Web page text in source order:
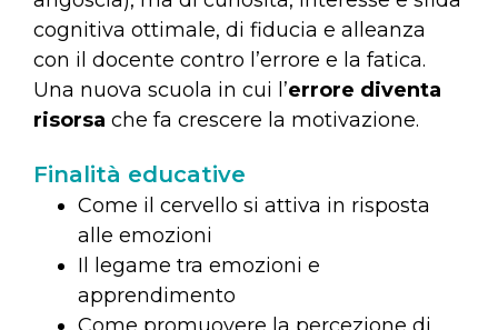
cognitiva ottimale, di fiducia e alleanza
con il docente contro l’errore e la fatica.
Una nuova scuola in cui l’errore diventa
risorsa che fa crescere la motivazione.
Finalità educative
Come il cervello si attiva in risposta
alle emozioni
Il legame tra emozioni e
apprendimento